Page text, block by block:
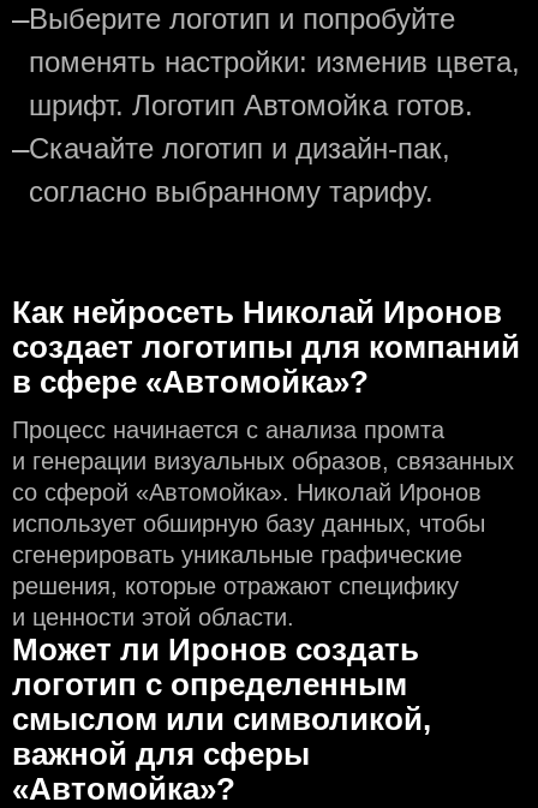
—Выберите логотип и попробуйте
поменять настройки: изменив цвета,
шрифт. Логотип Автомойка готов.
—Скачайте логотип и дизайн-пак,
согласно выбранному тарифу.
Как нейросеть Николай Иронов
создаeт логотипы для компаний
в сфере «Автомойка»?
Процесс начинается с анализа промта
и генерации визуальных образов, связанных
со сферой «Автомойка». Николай Иронов
использует обширную базу данных, чтобы
сгенерировать уникальные графические
решения, которые отражают специфику
и ценности этой области.
Может ли Иронов создать
логотип с определeнным
смыслом или символикой,
важной для сферы
«Автомойка»?